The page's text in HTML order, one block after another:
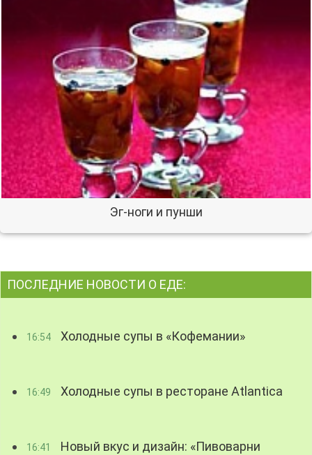
Эг-ноги и пунши
ПОСЛЕДНИЕ НОВОСТИ О ЕДЕ:
16:54 Холодные супы в «Кофемании»
16:49 Холодные супы в ресторане Atlantica
16:41
Новый вкус и дизайн: «Пивоварни